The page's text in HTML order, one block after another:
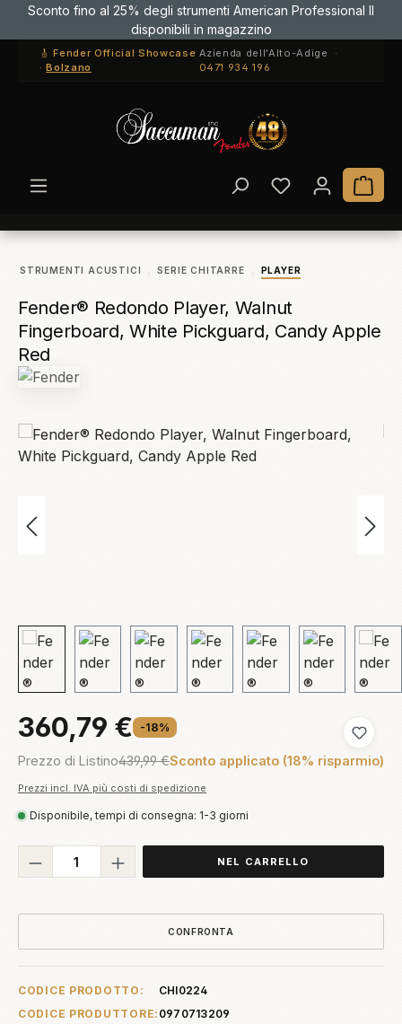
Passa al contenuto principale
Sconto fino al 25% degli strumenti American Professional II
disponibili in magazzino
Paga con Bonifico e risparmia il 3%! Usa il codice BONIFICO3 in
cassa
🎸 Fender Official Showcase
·Bolzano
Azienda dell'Alto-Adige ·
0471 934 196
Hai 0 articoli
Il
STRUMENTI ACUSTICI SERIE CHITARRE PLAYER
Fender® Redondo Player, Walnut
Fingerboard, White Pickguard, Candy Apple
Red
360,79 € -18%
Prezzo di Listino439,99 €Sconto applicato (18% risparmio)
Prezzi incl. IVA più costi di spedizione
Disponibile, tempi di consegna: 1-3 giorni
Quantità del prodotto: inserisci la
NEL CARRELLO
CONFRONTA
CODICE PRODOTTO:
CHI0224
CODICE PRODUTTORE: 0970713209